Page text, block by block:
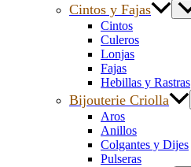
Cintos y Fajas
Cintos
Culeros
Lonjas
Fajas
Hebillas y Rastras
Bijouterie Criolla
Aros
Anillos
Colgantes y Dijes
Pulseras